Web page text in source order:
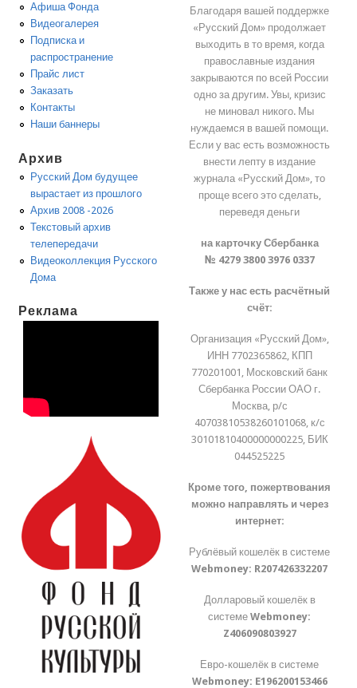
Афиша Фонда
Видеогалерея
Подписка и
распространение
Прайс лист
Заказать
Контакты
Наши баннеры
Архив
Русский Дом будущее
вырастает из прошлого
Архив 2008 -2026
Текстовый архив
телепередачи
Видеоколлекция Русского
Дома
Реклама
Благодаря вашей поддержке
«Русский Дом» продолжает
выходить в то время, когда
православные издания
закрываются по всей России
одно за другим. Увы, кризис
не миновал никого. Мы
нуждаемся в вашей помощи.
Если у вас есть возможность
внести лепту в издание
журнала «Русский Дом», то
проще всего это сделать,
переведя деньги
на карточку Сбербанка
№ 4279 3800 3976 0337
Также у нас есть расчётный
счёт:
Организация «Русский Дом»,
ИНН 7702365862, КПП
770201001, Московский банк
Сбербанка России ОАО г.
Москва, р/с
40703810538260101068, к/с
30101810400000000225, БИК
044525225
Кроме того, пожертвования
можно направлять и через
интернет:
Рублёвый кошелёк в системе
Webmoney: R207426332207
Долларовый кошелёк в
системеWebmoney:
Z406090803927
Евро-кошелёк в системе
Webmoney: E196200153466